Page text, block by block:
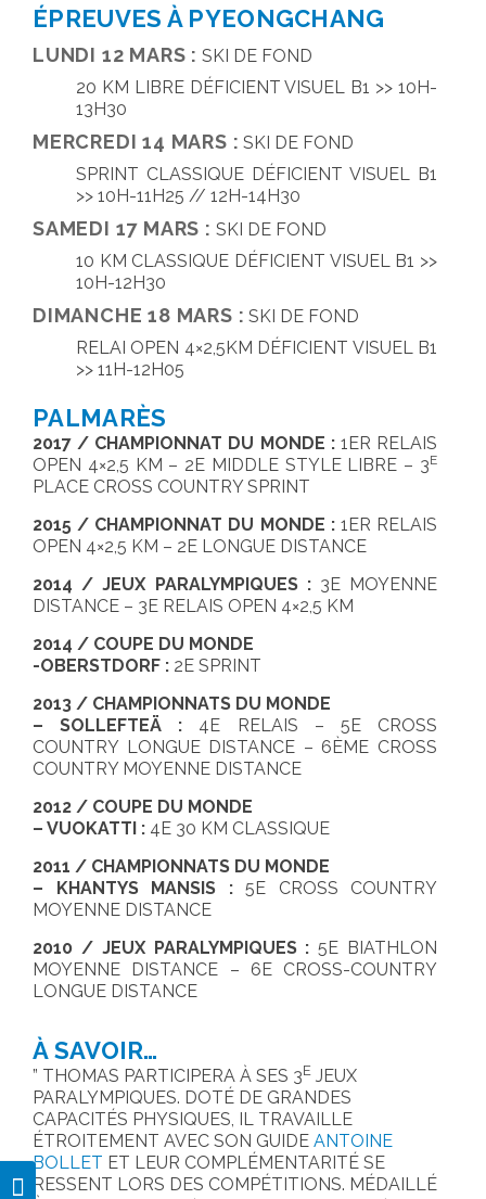
Passer en contraste élevé
ÉPREUVES À PYEONGCHANG
LUNDI 12 MARS : SKI DE FOND
20 KM LIBRE DÉFICIENT VISUEL B1 >> 10H-
13H30
MERCREDI 14 MARS : SKI DE FOND
SPRINT CLASSIQUE DÉFICIENT VISUEL B1
>> 10H-11H25 // 12H-14H30
SAMEDI 17 MARS : SKI DE FOND
10 KM CLASSIQUE DÉFICIENT VISUEL B1 >>
10H-12H30
DIMANCHE 18 MARS : SKI DE FOND
RELAI OPEN 4×2,5KM DÉFICIENT VISUEL B1
>> 11H-12H05
PALMARÈS
2017 / CHAMPIONNAT DU MONDE :1ER RELAIS
OPEN 4×2,5 KM – 2E MIDDLE STYLE LIBRE – 3E
PLACE CROSS COUNTRY SPRINT
2015 / CHAMPIONNAT DU MONDE :1ER RELAIS
OPEN 4×2,5 KM – 2E LONGUE DISTANCE
2014 / JEUX PARALYMPIQUES :3E MOYENNE
DISTANCE – 3E RELAIS OPEN 4×2,5 KM
2014 / COUPE DU MONDE
-OBERSTDORF : 2E SPRINT
2013 / CHAMPIONNATS DU MONDE
– SOLLEFTEÄ : 4E RELAIS – 5E CROSS
COUNTRY LONGUE DISTANCE – 6ÈME CROSS
COUNTRY MOYENNE DISTANCE
2012 / COUPE DU MONDE
– VUOKATTI : 4E 30 KM CLASSIQUE
2011 / CHAMPIONNATS DU MONDE
– KHANTYS MANSIS :5E CROSS COUNTRY
MOYENNE DISTANCE
2010 / JEUX PARALYMPIQUES : 5E BIATHLON
MOYENNE DISTANCE – 6E CROSS-COUNTRY
LONGUE DISTANCE
À SAVOIR…
THOMAS PARTICIPERA À SES 3E JEUX
PARALYMPIQUES. DOTÉ DE GRANDES
CAPACITÉS PHYSIQUES, IL TRAVAILLE
ÉTROITEMENT AVEC SON GUIDE ANTOINE
BOLLET ET LEUR COMPLÉMENTARITÉ SE
RESSENT LORS DES COMPÉTITIONS. MÉDAILLÉ